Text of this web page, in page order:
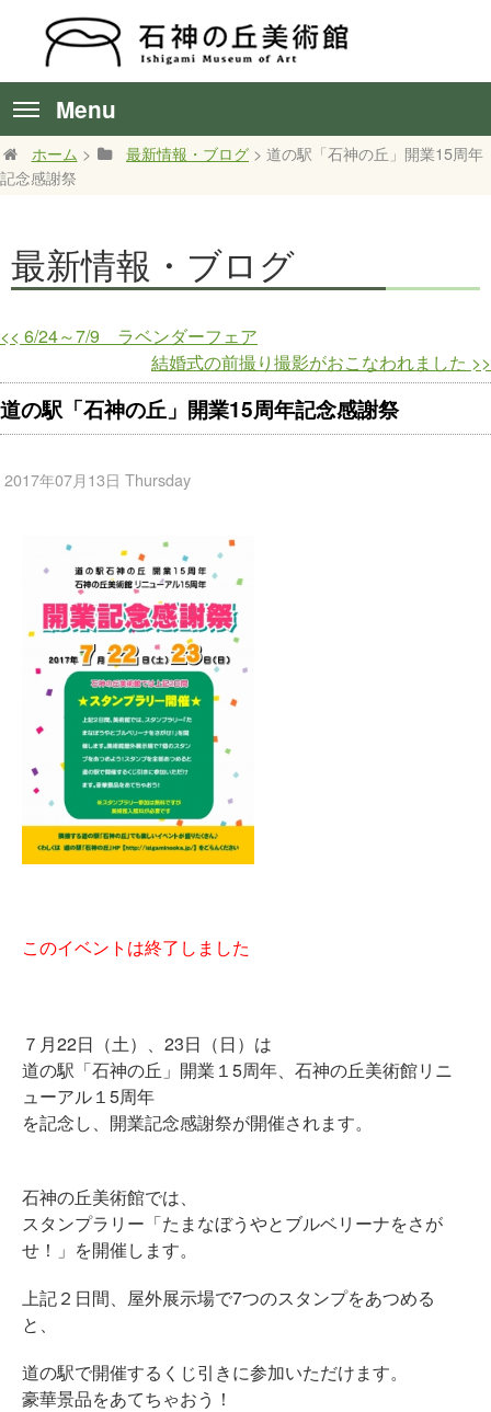
Menu
ホーム > 最新情報・ブログ > 道の駅「石神の丘」開業15周年
記念感謝祭
最新情報・ブログ
<< 6/24～7/9 ラベンダーフェア
結婚式の前撮り撮影がおこなわれました >>
道の駅「石神の丘」開業15周年記念感謝祭
2017年07月13日 Thursday
このイベントは終了しました
７月22日（土）、23日（日）は
道の駅「石神の丘」開業１5周年、石神の丘美術館リニ
ューアル１5周年
を記念し、開業記念感謝祭が開催されます。
石神の丘美術館では、
スタンプラリー「たまなぼうやとブルベリーナをさが
せ！」を開催します。
上記２日間、屋外展示場で7つのスタンプをあつめる
と、
道の駅で開催するくじ引きに参加いただけます。
豪華景品をあてちゃおう！